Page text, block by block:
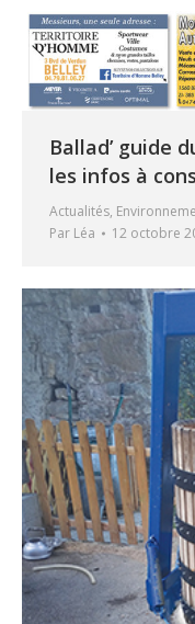
Ballad’ guide
les infos à
Actualités,
Par Léa 12 octobre